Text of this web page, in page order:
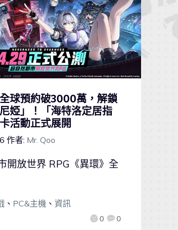
全球預約破3000萬，解鎖
婭」！「海特洛定居指
活動正式展開
作者: Mr. Qoo
0 0
開放世界 RPG《異環》全
、 PC&主機 、 資訊